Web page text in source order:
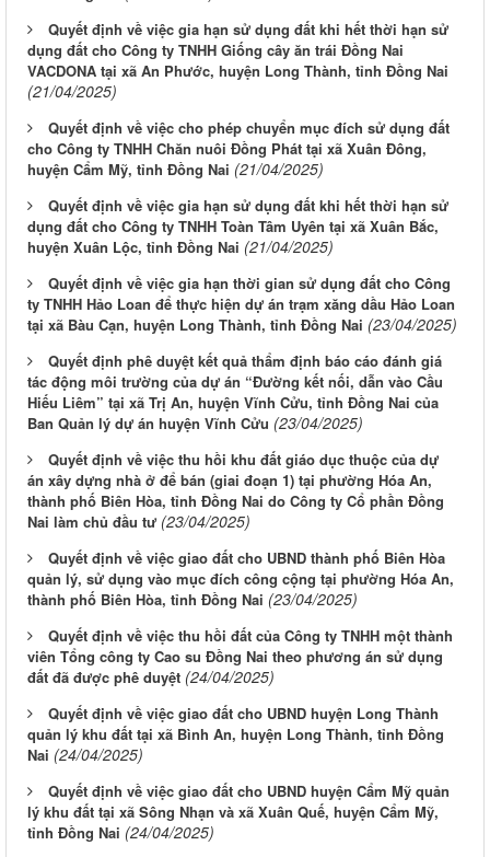
Quyết định về việc gia hạn sử dụng đất khi hết thời hạn sử
dụng đất cho Công ty TNHH Giống cây ăn trái Đồng Nai
VACDONA tại xã An Phước, huyện Long Thành, tỉnh Đồng Nai
(21/04/2025)
Quyết định về việc cho phép chuyển mục đích sử dụng đất
cho Công ty TNHH Chăn nuôi Đồng Phát tại xã Xuân Đông,
huyện Cẩm Mỹ, tỉnh Đồng Nai (21/04/2025)
Quyết định về việc gia hạn sử dụng đất khi hết thời hạn sử
dụng đất cho Công ty TNHH Toàn Tâm Uyên tại xã Xuân Bắc,
huyện Xuân Lộc, tỉnh Đồng Nai (21/04/2025)
Quyết định về việc gia hạn thời gian sử dụng đất cho Công
ty TNHH Hảo Loan để thực hiện dự án trạm xăng dầu Hảo Loan
tại xã Bàu Cạn, huyện Long Thành, tỉnh Đồng Nai (23/04/2025)
Quyết định phê duyệt kết quả thẩm định báo cáo đánh giá
tác động môi trường của dự án “Đường kết nối, dẫn vào Cầu
Hiếu Liêm” tại xã Trị An, huyện Vĩnh Cửu, tỉnh Đồng Nai của
Ban Quản lý dự án huyện Vĩnh Cửu (23/04/2025)
Quyết định về việc thu hồi khu đất giáo dục thuộc của dự
án xây dựng nhà ở để bán (giai đoạn 1) tại phường Hóa An,
thành phố Biên Hòa, tỉnh Đồng Nai do Công ty Cổ phần Đồng
Nai làm chủ đầu tư (23/04/2025)
Quyết định về việc giao đất cho UBND thành phố Biên Hòa
quản lý, sử dụng vào mục đích công cộng tại phường Hóa An,
thành phố Biên Hòa, tỉnh Đồng Nai (23/04/2025)
Quyết định về việc thu hồi đất của Công ty TNHH một thành
viên Tổng công ty Cao su Đồng Nai theo phương án sử dụng
đất đã được phê duyệt (24/04/2025)
Quyết định về việc giao đất cho UBND huyện Long Thành
quản lý khu đất tại xã Bình An, huyện Long Thành, tỉnh Đồng
Nai (24/04/2025)
Quyết định về việc giao đất cho UBND huyện Cẩm Mỹ quản
lý khu đất tại xã Sông Nhạn và xã Xuân Quế, huyện Cẩm Mỹ,
tỉnh Đồng Nai (24/04/2025)